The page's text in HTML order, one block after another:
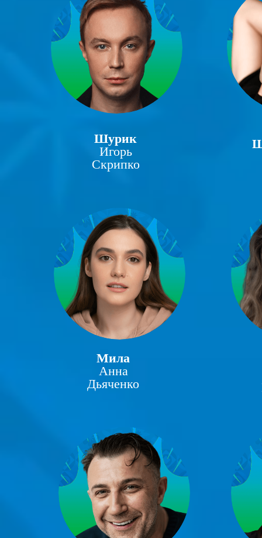
Мила
Анна
Дьяченко
Шурик
Игорь
Скрипко